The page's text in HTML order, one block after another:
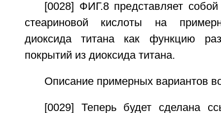
[0028] ФИГ.8 представляет
стеариновой кислоты на
диоксида титана как функцию
покрытий из диоксида титана.
Описание примерных вариантов
[0029] Теперь будет сделана